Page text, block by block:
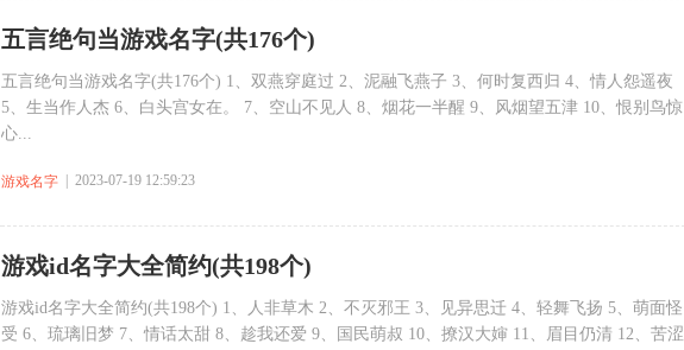
​五言绝句当游戏名字(共176个)
五言绝句当游戏名字(共176个) 1、双燕穿庭过 2、泥融飞燕子 3、何时复西归 4、情人怨遥夜
5、生当作人杰 6、白头宫女在。 7、空山不见人 8、烟花一半醒 9、风烟望五津 10、恨别鸟惊
心...
游戏名字 | 2023-07-19 12:59:23
​游戏id名字大全简约(共198个)
游戏id名字大全简约(共198个) 1、人非草木 2、不灭邪王 3、见异思迁 4、轻舞飞扬 5、萌面怪
受 6、琉璃旧梦 7、情话太甜 8、趁我还爱 9、国民萌叔 10、撩汉大婶 11、眉目仍清 12、苦涩